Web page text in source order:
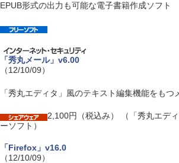
EPUB形式の出力も可能な電子書籍作成ソフト
「秀丸メール」v6.00
（12/10/09）
「秀丸エディタ」風のテキスト編集機能をもつ
2,100円（税込み） （「秀丸エデ
ーソフト）
「Firefox」v16.0
（12/10/09）